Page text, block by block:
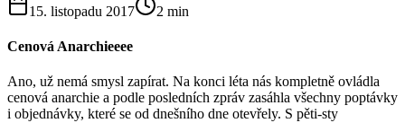
15. listopadu 2017 2 min
Cenová Anarchieeee
Ano, už nemá smysl zapírat. Na konci léta nás kompletně ovládla
cenová anarchie a podle posledních zpráv zasáhla všechny poptávky
i objednávky, které se od dnešního dne otevřely. S pěti-sty